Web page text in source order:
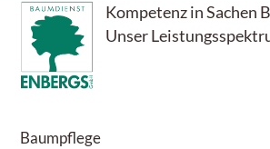
Kompetenz in Sachen
Unser
Baumpflege